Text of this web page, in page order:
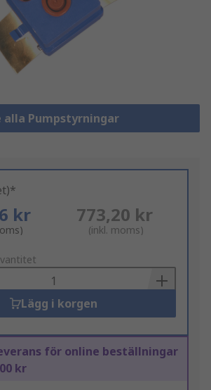
alla Pumpstyrningar
kr 773,20 kr
(inkl. moms)
Lägg i korgen
för online beställningar
kr